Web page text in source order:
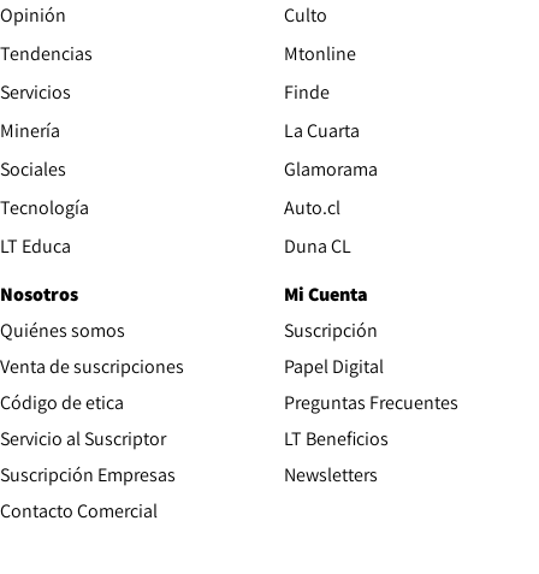
Opinión
Tendencias
Servicios
Minería
Sociales
Tecnología
LT Educa
Culto
Mtonline
Finde
La Cuarta
Glamorama
Auto.cl
Duna CL
Nosotros
Quiénes somos
Venta de suscripciones
Código de etica Opens in new window
Servicio al Suscriptor
Suscripción Empresas
Contacto Comercial
Mi Cuenta
Suscripción
Papel Digital
Preguntas Frecuentes
LT Beneficios
Newsletters